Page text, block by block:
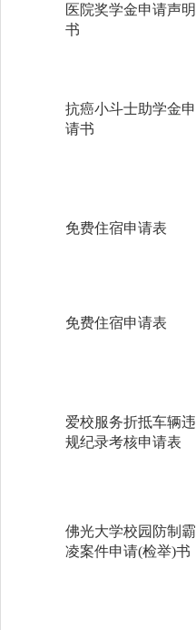
医院奖学金申请声明
书
抗癌小斗士助学金申
请书
免费住宿申请表
免费住宿申请表
爱校服务折抵车辆违
规纪录考核申请表
佛光大学校园防制霸
凌案件申请(检举)书